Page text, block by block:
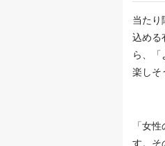
当たり
込める
ら、「
楽しそ
「女
す。そ